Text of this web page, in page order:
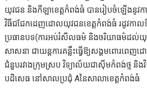
យុវជន និងកីឡាខេត្តកំពង់ធំ បានរៀបចំឡើងនូវការ
វិធីជជែកដេញដោលយុវជនខេត្តកំពង់ធំ រដូវកាល
ប្រធានបទ(ការអប់រំសីលធម៌ និងចរិយាធម៌ដល់យុវ
សាសនា ជាយន្តការគន្លឹះធ្វើឱ្យសង្គមពោរពេ
ជំនួបរវាងក្រុមស្រប វិទ្យាល័យជាស៊ីមកំពង់ថ្ម និង
បដិសេធ នៅសាលប្រជុំ Aនៃសាលាខេត្តកំពង់ធំ